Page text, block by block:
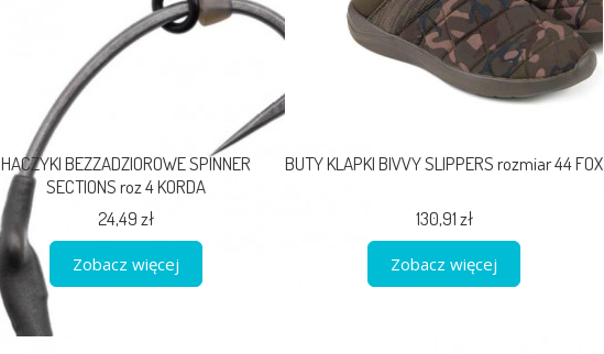
HACZYKI BEZZADZIOROWE SPINNER
SECTIONS roz 4 KORDA
24,49 zł
Zobacz więcej
BUTY KLAPKI BIVVY SLIPPERS rozmiar 44 FOX
130,91 zł
Zobacz więcej